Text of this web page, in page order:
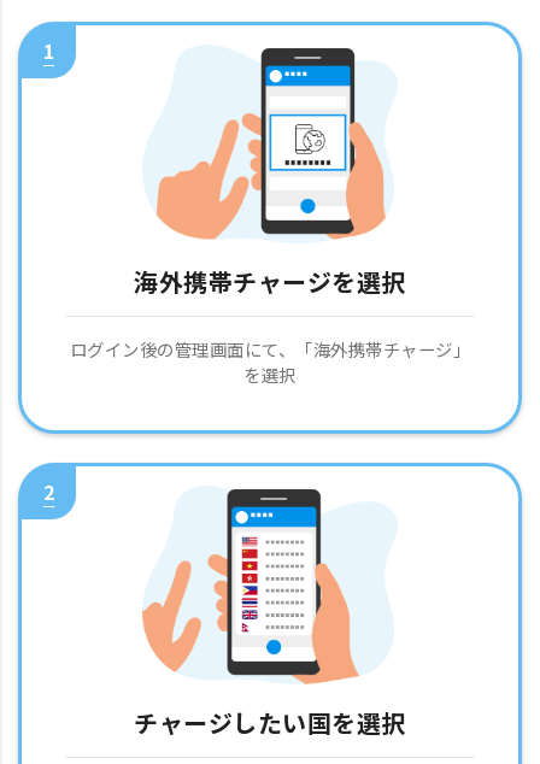
1
海外携帯チャージを選択
ログイン後の管理画面にて、「海外携帯チャージ」
を選択
2
チャージしたい国を選択